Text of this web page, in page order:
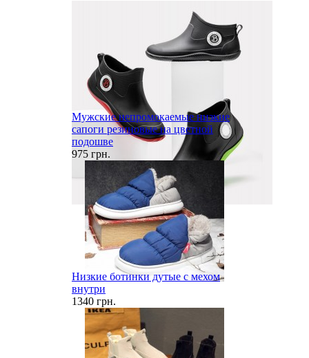
Мужские непромокаемые низкие
сапоги резиновые на цветной
подошве
975 грн.
Низкие ботинки дутые с мехом
внутри
1340 грн.